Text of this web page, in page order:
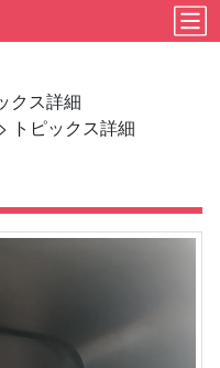
クス詳細
> トピックス詳細